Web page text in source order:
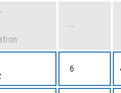
--
6